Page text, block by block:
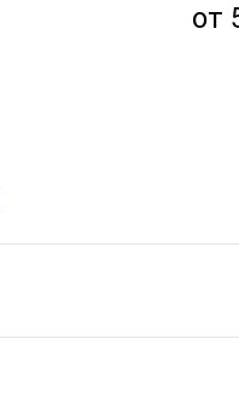
от